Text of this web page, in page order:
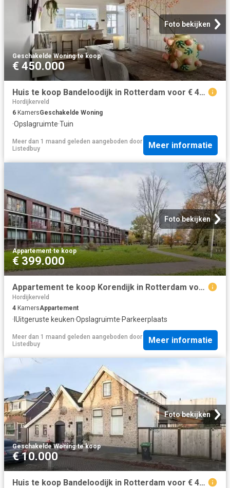
Foto bekijken
Geschakelde Woning·te koop
€ 450.000
Huis te koop Bandeloodijk in Rotterdam voor € 450.000
Hordijkerveld
6 KamersGeschakelde Woning
·Opslagruimte·Tuin
Meer dan 1 maand geleden aangeboden door
Listedbuy
Meer informatie
Foto bekijken
Appartement·te koop
€ 399.000
Appartement te koop Korendijk in Rotterdam voor € 399.000
Hordijkerveld
4 KamersAppartement
· IUitgeruste keuken·Opslagruimte·Parkeerplaats
Meer dan 1 maand geleden aangeboden door
Listedbuy
Meer informatie
Foto bekijken
Geschakelde Woning·te koop
€ 10.000
Huis te koop Bandeloodijk in Rotterdam voor € 450.000